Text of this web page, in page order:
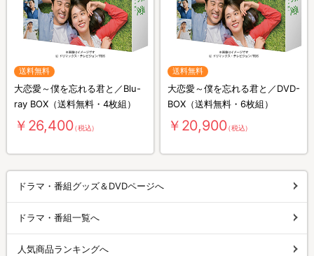
送料無料
大恋愛～僕を忘れる君と／Blu-
ray BOX（送料無料・4枚組）
￥26,400（税込）
送料無料
大恋愛～僕を忘れる君と／DVD-
BOX（送料無料・6枚組）
￥20,900（税込）
ドラマ・番組グッズ＆DVDページへ
ドラマ・番組一覧へ
人気商品ランキングへ